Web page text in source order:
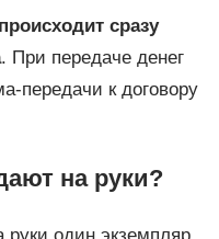
сразу
. При передаче денег
передачи к договору
на руки?